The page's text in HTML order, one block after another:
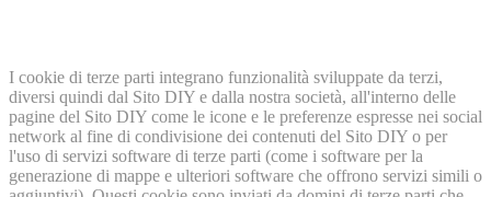
I cookie di terze parti integrano funzionalità sviluppate da terzi,
diversi quindi dal Sito DIY e dalla nostra società, all'interno delle
pagine del Sito DIY come le icone e le preferenze espresse nei social
network al fine di condivisione dei contenuti del Sito DIY o per
l'uso di servizi software di terze parti (come i software per la
generazione di mappe e ulteriori software che offrono servizi simili o